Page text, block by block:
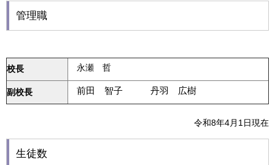
管理職
校長 永瀬 哲
副校長 前田 智子 丹羽 広樹
令和8年4月1日現在
生徒数